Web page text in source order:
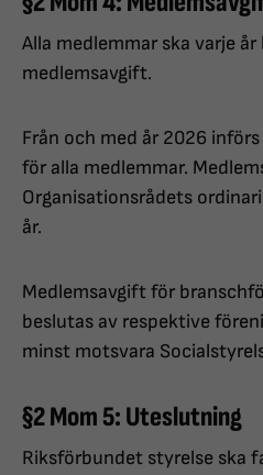
Alla medlemmar ska varje
medlemsavgift.
Från och med år 2026
för alla medlemmar.
Organisationsrådets
år.
Medlemsavgift för
beslutas av respektive
minst motsvara
§2 Mom 5: Uteslutning
Riksförbundet styrelse ska